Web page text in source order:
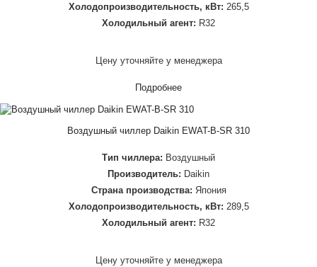
Холодопроизводительность, кВт: 265,5
Холодильный агент: R32
Цену уточняйте у менеджера
Подробнее
Воздушный чиллер Daikin EWAT-B-SR 310
Тип чиллера: Воздушный
Производитель: Daikin
Страна производства: Япония
Холодопроизводительность, кВт: 289,5
Холодильный агент: R32
Цену уточняйте у менеджера